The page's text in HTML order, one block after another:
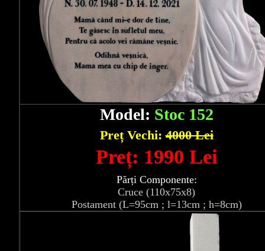
Model: Stoc 152
Preț Vechi:4000 Lei
Preț: 1990 Lei
Părți Componente:
Cruce (110x75x8)
Postament (L=95cm ; l=13cm ; h=8cm)